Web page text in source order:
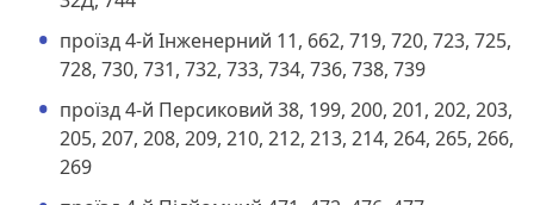
проїзд 4-й Інженерний 11, 662, 719, 720, 723, 725,
728, 730, 731, 732, 733, 734, 736, 738, 739
проїзд 4-й Персиковий 38, 199, 200, 201, 202, 203,
205, 207, 208, 209, 210, 212, 213, 214, 264, 265, 266,
269